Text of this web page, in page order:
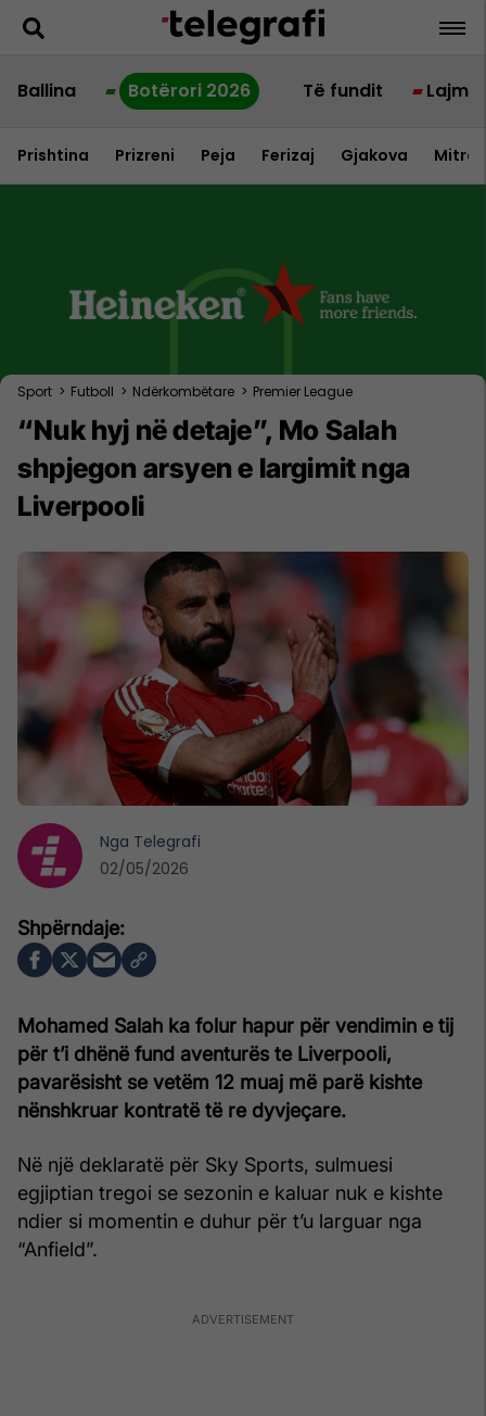
Ballina Botërori 2026 Të fundit Lajme
Prishtina Prizreni Peja Ferizaj Gjakova
Sport > Futboll > Ndërkombëtare > Premier League
“Nuk hyj në detaje”, Mo Salah
shpjegon arsyen e largimit nga
Liverpooli
Mohamed Salah ka folur hapur për vendimin e tij
për t’i dhënë fund aventurës te Liverpooli,
pavarësisht se vetëm 12 muaj më parë kishte
nënshkruar kontratë të re dyvjeçare.
Në një deklaratë për Sky Sports, sulmuesi
egjiptian tregoi se sezonin e kaluar nuk e kishte
ndier si momentin e duhur për t’u larguar nga
“Anfield”.
Nga Telegrafi
02/05/2026